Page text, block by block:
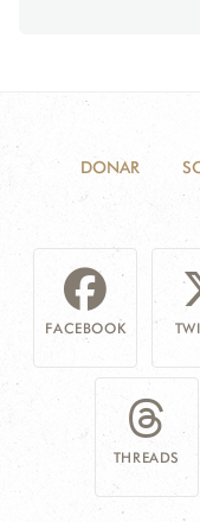
DONAR
FACEBOOK
THREADS